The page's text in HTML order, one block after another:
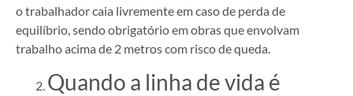
o trabalhador caia livremente em caso de perda de
equilíbrio, sendo obrigatório em obras que envolvam
trabalho acima de 2 metros com risco de queda.
Quando a linha de vida é